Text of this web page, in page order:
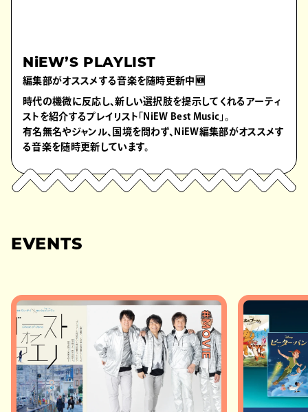
NiEW’S PLAYLIST
編集部がオススメする音楽を随時更新中🆕
時代の機微に反応し、新しい選択肢を提示してくれるアーティ
ストを紹介するプレイリスト「NiEW Best Music」。
有名無名やジャンル、国境を問わず、NiEW編集部がオススメす
る音楽を随時更新しています。
EVENTS
#MOVIE